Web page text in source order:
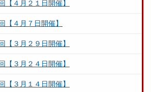
【４月２１日開催】
【４月７日開催】
【３月２９日開催】
【３月２４日開催】
【３月１４日開催】